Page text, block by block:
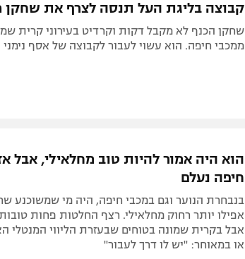
קבוצה בליגת העל תנסה לצרף את שחקן
שחקן הכנף לא מקבל דקות וקרדיט בעירוני קרית
ממכבי חיפה. הוא עשוי לעבור לקבוצה של אסף נימני
הוא היה אמור להיות טוב
חיפה נעלם
בנבחרת הנוער וגם במכבי חיפה, היה מי שמשוכנע
אפילו יותר רחוק מחלאילי. רצף החלטות פחות
אבל בקרית שמונה בטוחים שבעזרת הליווי המנטלי
או במאוחר: "יש לו דרך לעבור"